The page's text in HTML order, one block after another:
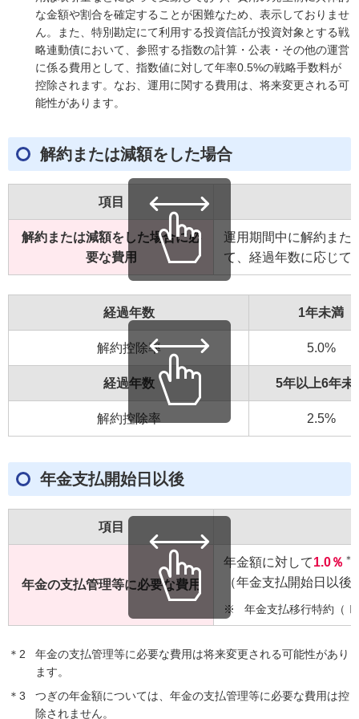
な金額や割合を確定することが困難なため、表示しておりませ
ん。また、特別勘定にて利用する投資信託が投資対象とする戦
略連動債において、参照する指数の計算・公表・その他の運営
に係る費用として、指数値に対して年率0.5%の戦略手数料が
控除されます。なお、運用に関する費用は、将来変更される可
能性があります。
解約または減額をした場合
項目
解約または減額をした場合に必
要な費用
運用期間中に解約また
て、経過年数に応じて
経過年数 1年未満
解約控除率 5.0%
経過年数 5年以上6年未
解約控除率 2.5%
年金支払開始日以後
項目
年金の支払管理等に必要な費用
年金額に対して1.0％ ＊2
（年金支払開始日以
※ 年金支払移行特約（Ⅰ
＊2
年金の支払管理等に必要な費用は将来変更される可能性があり
ます。
＊3
つぎの年金額については、年金の支払管理等に必要な費用は控
除されません。